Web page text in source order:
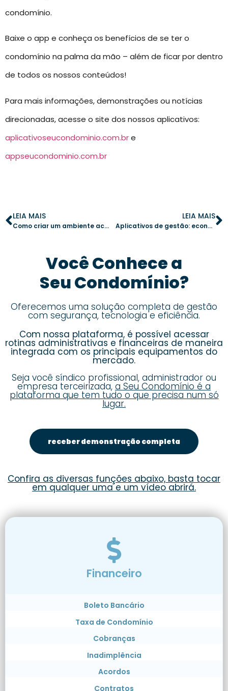
condomínio.
Baixe o app e conheça os benefícios de se ter o
condomínio na palma da mão – além de ficar por dentro
de todos os nossos conteúdos!
Para mais informações, demonstrações ou notícias
direcionadas, acesse o site dos nossos aplicativos:
aplicativoseucondominio.com.bre
appseucondominio.com.br
LEIA MAIS
Como criar um ambiente acolhedor para novos moradores no condomínio
LEIA MAIS
Aplicativos de gestão: economize tempo e reduza custos no condomínio
Você Conhece a
Seu Condomínio?
Oferecemos uma solução completa de gestão
com segurança, tecnologia e eficiência.
Com nossa plataforma, é possível acessar
rotinas administrativas e financeiras de maneira
integrada com os principais equipamentos do
mercado.
Seja você síndico profissional, administrador ou
empresa terceirizada, a Seu Condomínio é a
plataforma que tem tudo o que precisa num só
lugar.
receber demonstração completa
Confira as diversas funções abaixo, basta tocar
em qualquer uma e um vídeo abrirá.
Financeiro
Boleto Bancário
Taxa de Condomínio
Cobranças
Inadimplência
Acordos
Contratos